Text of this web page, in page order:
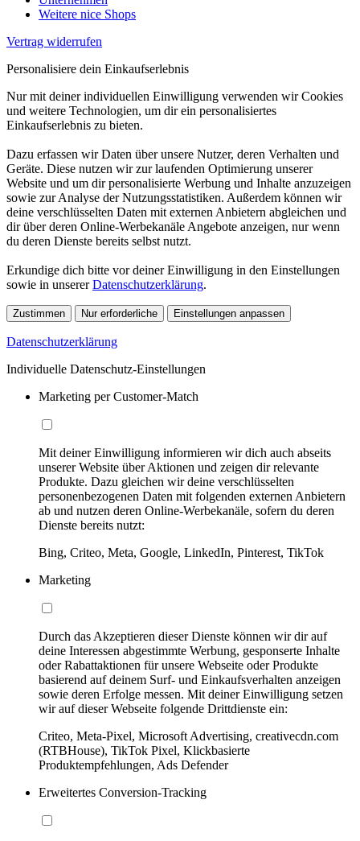
Weitere nice Shops
Vertrag widerrufen
Personalisiere dein Einkaufserlebnis
Nur mit deiner individuellen Einwilligung verwenden wir Cookies
und weitere Technologien, um dir ein personalisiertes
Einkaufserlebnis zu bieten.
Dazu erfassen wir Daten über unsere Nutzer, deren Verhalten und
Geräte. Diese nutzen wir zur laufenden Optimierung unserer
Website und um dir personalisierte Werbung und Inhalte anzuzeigen
sowie zur Analyse der Nutzungsstatistiken. Außerdem können wir
deine verschlüsselten Daten mit externen Anbietern abgleichen und
dir über deren Online-Werbekanäle Angebote anzeigen, nur wenn
du deren Dienste bereits selbst nutzt.
Erkundige dich bitte vor deiner Einwilligung in den Einstellungen
sowie in unsererDatenschutzerklärung.
Zustimmen Nur erforderliche Einstellungen anpassen
Datenschutzerklärung
Individuelle Datenschutz-Einstellungen
Marketing per Customer-Match
Mit deiner Einwilligung informieren wir dich auch abseits
unserer Website über Aktionen und zeigen dir relevante
Produkte. Dazu gleichen wir deine verschlüsselten
personenbezogenen Daten mit folgenden externen Anbietern
ab und nutzen deren Online-Werbekanäle, sofern du deren
Dienste bereits nutzt:
Bing, Criteo, Meta, Google, LinkedIn, Pinterest, TikTok
Marketing
Durch das Akzeptieren dieser Dienste können wir dir auf
deine Interessen abgestimmte Werbung, gesponserte Inhalte
oder Rabattaktionen für unsere Webseite oder Produkte
basierend auf deinem Surf- und Einkaufsverhalten anzeigen
sowie deren Erfolge messen. Mit deiner Einwilligung setzen
wir auf dieser Webseite folgende Drittdienste ein:
Criteo, Meta-Pixel, Microsoft Advertising, creativecdn.com
(RTBHouse), TikTok Pixel, Klickbasierte
Produktempfehlungen, Ads Defender
Erweitertes Conversion-Tracking